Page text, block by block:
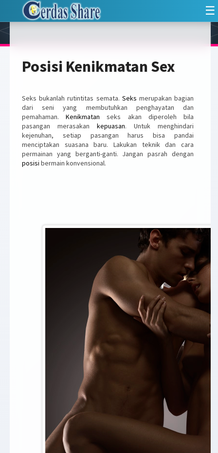
☰
Posisi Kenikmatan Sex
Seks bukanlah rutintitas semata. Seks merupakan bagian
dari seni yang membutuhkan penghayatan dan
pemahaman.Kenikmatan seks akan diperoleh bila
pasangan merasakan kepuasan. Untuk menghindari
kejenuhan, setiap pasangan harus bisa pandai
menciptakan suasana baru. Lakukan teknik dan cara
permainan yang berganti-ganti. Jangan pasrah dengan
posisi bermain konvensional.